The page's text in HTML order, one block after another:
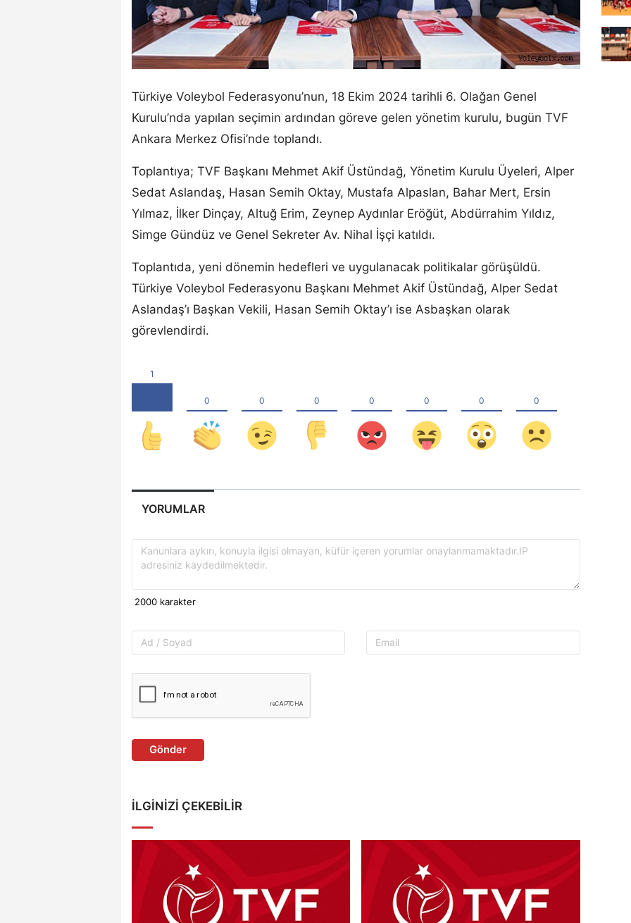
Türkiye Voleybol Federasyonu’nun, 18 Ekim 2024 tarihli 6. Olağan Genel
Kurulu’nda yapılan seçimin ardından göreve gelen yönetim kurulu, bugün TVF
Ankara Merkez Ofisi’nde toplandı.
Toplantıya; TVF Başkanı Mehmet Akif Üstündağ, Yönetim Kurulu Üyeleri, Alper
Sedat Aslandaş, Hasan Semih Oktay, Mustafa Alpaslan, Bahar Mert, Ersin
Yılmaz, İlker Dinçay, Altuğ Erim, Zeynep Aydınlar Eröğüt, Abdürrahim Yıldız,
Simge Gündüz ve Genel Sekreter Av. Nihal İşçi katıldı.
Toplantıda, yeni dönemin hedefleri ve uygulanacak politikalar görüşüldü.
Türkiye Voleybol Federasyonu Başkanı Mehmet Akif Üstündağ, Alper Sedat
Aslandaş’ı Başkan Vekili, Hasan Semih Oktay’ı ise Asbaşkan olarak
görevlendirdi.
YORUMLAR
Gönder
İLGINIZI ÇEKEBILIR